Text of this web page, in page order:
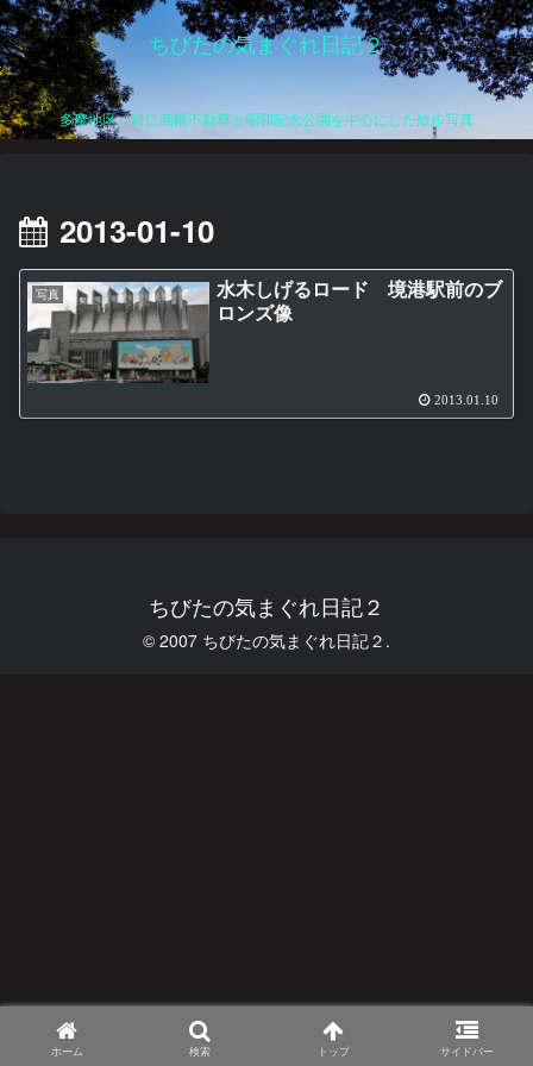
ちびたの気まぐれ日記２
多摩地区、特に高幡不動尊と昭和記念公園を中心にした散歩写真
2013-01-10
写真
水木しげるロード 境港駅前のブ
ロンズ像
2013.01.10
ちびたの気まぐれ日記２
© 2007 ちびたの気まぐれ日記２.
ホーム 検索 トップ サイドバー